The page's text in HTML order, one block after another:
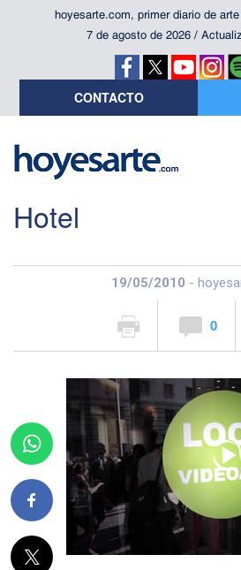
hoyesarte.com, primer diario de
7 de agosto de 2026 /
CONTACTO
Hotel
19/05/2010 -
0